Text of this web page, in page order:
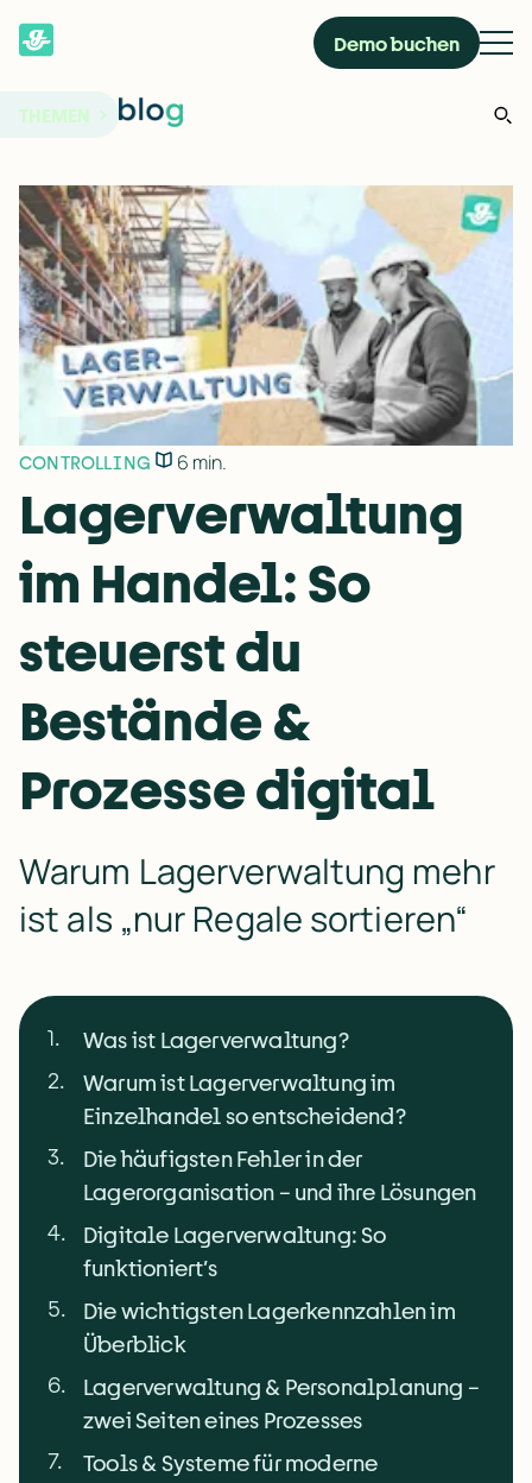
Demo buchen
THEMEN
CONTROLLING 6 min.
Lagerverwaltung
im Handel: So
steuerst du
Bestände &
Prozesse digital
Warum Lagerverwaltung mehr
ist als „nur Regale sortieren“
1.
Was ist Lagerverwaltung?
2.
Warum ist Lagerverwaltung im
Einzelhandel so entscheidend?
3.
Die häufigsten Fehler in der
Lagerorganisation – und ihre Lösungen
4.
Digitale Lagerverwaltung: So
funktioniert’s
5.
Die wichtigsten Lagerkennzahlen im
Überblick
6.
Lagerverwaltung & Personalplanung –
zwei Seiten eines Prozesses
7.
Tools & Systeme für moderne